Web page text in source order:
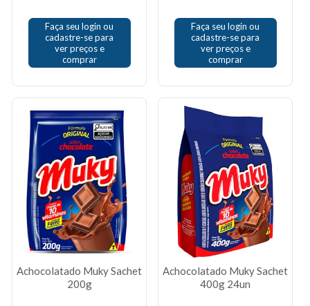
Faça seu login ou
cadastre-se para
ver preços e
comprar
Faça seu login ou
cadastre-se para
ver preços e
comprar
Achocolatado Muky Sachet
200g
Achocolatado Muky Sachet
400g 24un